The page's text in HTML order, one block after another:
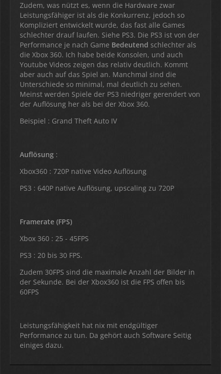
Zudem, was nützt es, wenn die Hardware zwar
Leistungsfähiger ist als die Konkurrenz, jedoch so
Kompliziert entwickelt wurde, das fast alle Games
schlechter drauf laufen. Siehe PS3. Die PS3 ist von der
Performance je nach Game Bedeutend schlechter als
die Xbox 360. Ich habe beide Konsolen, und auch
Youtube Videos zeigen das relativ deutlich. Kommt
aber auch auf das Spiel an. Manchmal sind die
Unterschiede so minimal, mal deutlich zu sehen.
Meinst werden Spiele der PS3 niedriger gerendert von
der Auflösung her als bei der Xbox 360.
Beispiel : Grand Theft Auto IV
Auflösung :
Xbox360 : 720P native Video Auflösung
PS3 : 640P native Auflösung, upscaling zu 720P
Framerate (FPS)
Xbox 360 : 25 - 45FPS
PS3 : 20 bis 30 FPS.
Zudem 30FPS sind die maximale Anzahl der Bilder in
der Sekunde. Bei der Xbox360 ist die FPS offen bis
60FPS
Leistungsfähigkeit hat nix mit endgültiger
Performance zu tun. Da gehört auch Software Seitig
einiges dazu.